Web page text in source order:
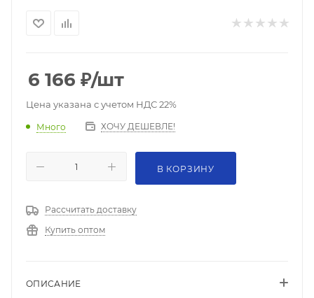
6 166 ₽/шт
Цена указана с учетом НДС 22%
Много ХОЧУ ДЕШЕВЛЕ!
В КОРЗИНУ
Рассчитать доставку
Купить оптом
ОПИСАНИЕ